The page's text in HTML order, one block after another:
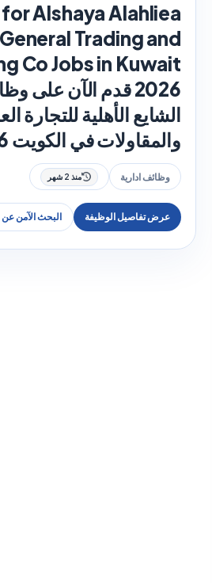
Alshaya Alahliea
General Trading and
Co Jobs in Kuwait
2026 قدم الآن على
الشايع الأهلية للتجارة
والمقاولات في الكويت 2026
وظائف ادارية منذ 2 شهر
عرض تفاصيل الوظيفة البحث الآمن